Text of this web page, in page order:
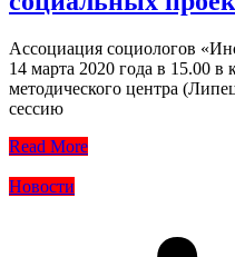
Ассоциация социологов
14 марта 2020 года в 15.00 в
методического центра
сессию
Read More
Новости